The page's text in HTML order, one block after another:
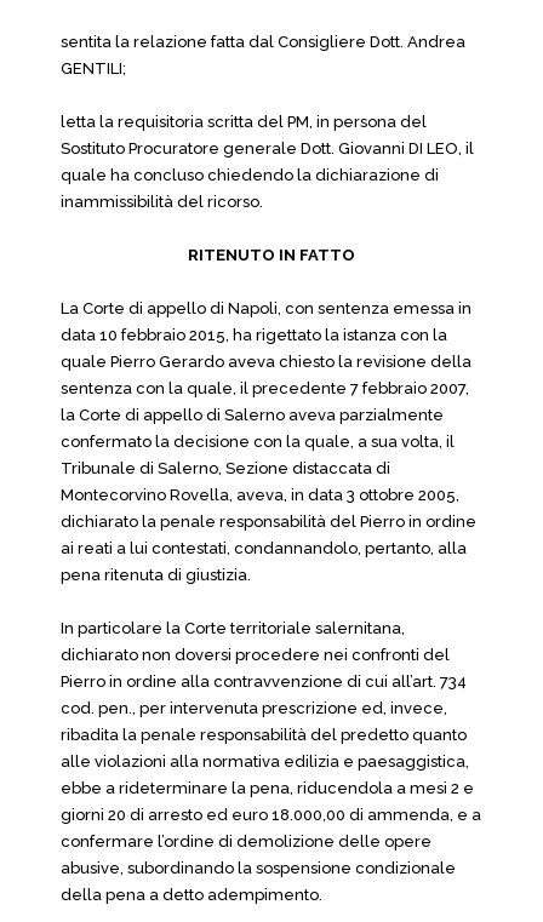
sentita la relazione fatta dal Consigliere Dott. Andrea
GENTILI;
letta la requisitoria scritta del PM, in persona del
Sostituto Procuratore generale Dott. Giovanni DI LEO, il
quale ha concluso chiedendo la dichiarazione di
inammissibilità del ricorso.
RITENUTO IN FATTO
La Corte di appello di Napoli, con sentenza emessa in
data 10 febbraio 2015, ha rigettato la istanza con la
quale Pierro Gerardo aveva chiesto la revisione della
sentenza con la quale, il precedente 7 febbraio 2007,
la Corte di appello di Salerno aveva parzialmente
confermato la decisione con la quale, a sua volta, il
Tribunale di Salerno, Sezione distaccata di
Montecorvino Rovella, aveva, in data 3 ottobre 2005,
dichiarato la penale responsabilità del Pierro in ordine
ai reati a lui contestati, condannandolo, pertanto, alla
pena ritenuta di giustizia.
In particolare la Corte territoriale salernitana,
dichiarato non doversi procedere nei confronti del
Pierro in ordine alla contravvenzione di cui all’art. 734
cod. pen., per intervenuta prescrizione ed, invece,
ribadita la penale responsabilità del predetto quanto
alle violazioni alla normativa edilizia e paesaggistica,
ebbe a rideterminare la pena, riducendola a mesi 2 e
giorni 20 di arresto ed euro 18.000,00 di ammenda, e a
confermare l’ordine di demolizione delle opere
abusive, subordinando la sospensione condizionale
della pena a detto adempimento.